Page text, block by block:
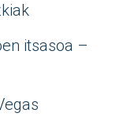
itsasoa –